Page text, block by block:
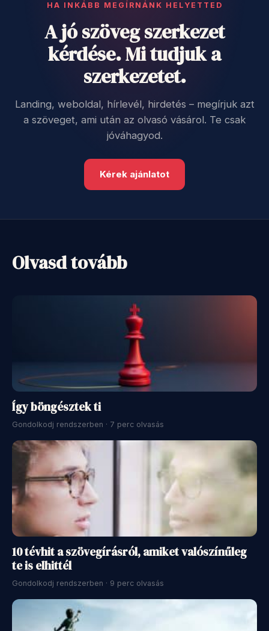
HA INKÁBB MEGÍRNÁNK HELYETTED
A jó szöveg szerkezet
kérdése. Mi tudjuk a
szerkezetet.
Landing, weboldal, hírlevél, hirdetés – megírjuk azt
a szöveget, ami után az olvasó vásárol. Te csak
jóváhagyod.
Kérek ajánlatot
Olvasd tovább
Így böngésztek ti
Gondolkodj rendszerben · 7 perc olvasás
10 tévhit a szövegírásról, amiket valószínűleg
te is elhittél
Gondolkodj rendszerben · 9 perc olvasás